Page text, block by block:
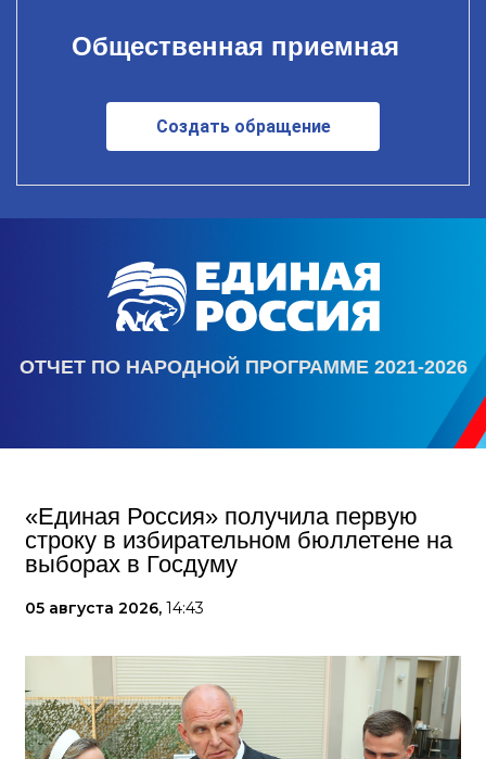
Общественная приемная
Создать обращение
ОТЧЕТ ПО НАРОДНОЙ ПРОГРАММЕ 2021-2026
«Единая Россия» получила первую
строку в избирательном бюллетене на
выборах в Госдуму
05 августа 2026, 14:43